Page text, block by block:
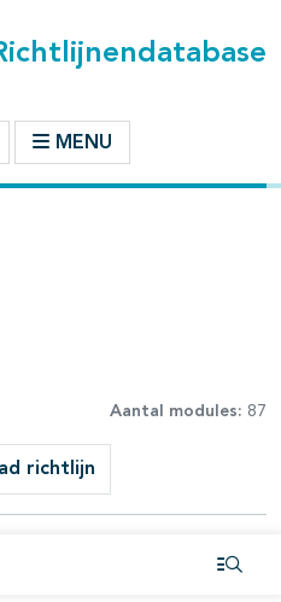
MENU
Aantal modules: 87
richtlijn